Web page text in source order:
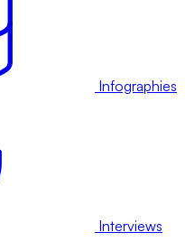
Infographies
Interviews